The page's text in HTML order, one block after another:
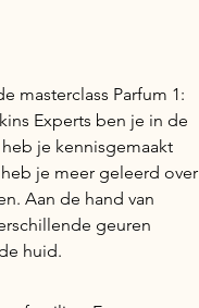
masterclass Parfum 1:
Experts ben je in de
je kennisgemaakt
je meer geleerd over
Aan de hand van
geuren
huid.